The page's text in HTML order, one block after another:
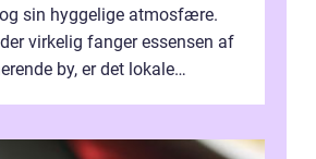
sin hyggelige atmosfære.
virkelig fanger essensen af
by, er det lokale